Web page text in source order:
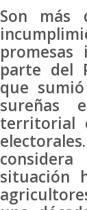
Son más
promesas
parte del
que
sureñas
territorial
situación